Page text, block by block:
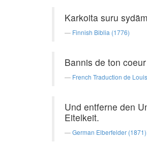
Karkoita suru
Finnish Biblia (1776)
Bannis de ton
French Traduction de
Und entferne den
Eitelkeit.
German Elberfelder